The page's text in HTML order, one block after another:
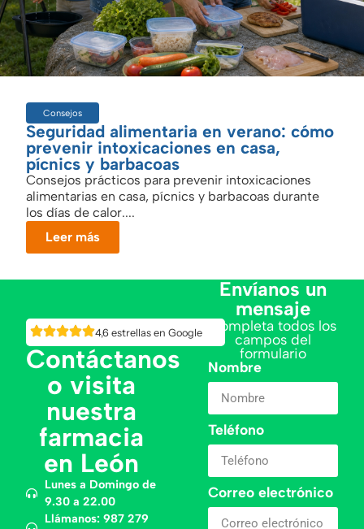
Consejos
Seguridad alimentaria en verano: cómo
prevenir intoxicaciones en casa,
pícnics y barbacoas
Consejos prácticos para prevenir intoxicaciones
alimentarias en casa, pícnics y barbacoas durante
los días de calor....
Leer más
4,6 estrellas en Google
Contáctanos
o visita
nuestra
farmacia
en León
Lunes a Domingo de
9.30 a 22.00
Llámanos: 987 279
Envíanos un
mensaje
Completa todos los
campos del
formulario
Nombre
Teléfono
Correo electrónico